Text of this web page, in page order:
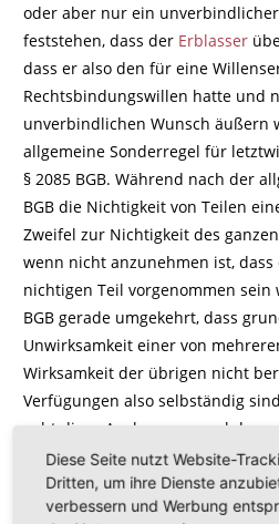
oder aber nur ein
feststehen, dass der Erblasser
dass er also den für eine
Rechtsbindungswillen hatte und
unverbindlichen Wunsch äußern
allgemeine Sonderregel für
§ 2085 BGB. Während nach der
BGB die Nichtigkeit von Teilen
Zweifel zur Nichtigkeit des
wenn nicht anzunehmen ist, dass
nichtigen Teil vorgenommen sein
BGB gerade umgekehrt, dass
Unwirksamkeit einer von
Wirksamkeit der übrigen nicht
Verfügungen also selbständig
geht diese Auslegungsregel
wenigstens teilweise zur Geltung
Diese Seite nutzt Website-
Dritten, um ihre Dienste
verbessern und Werbung